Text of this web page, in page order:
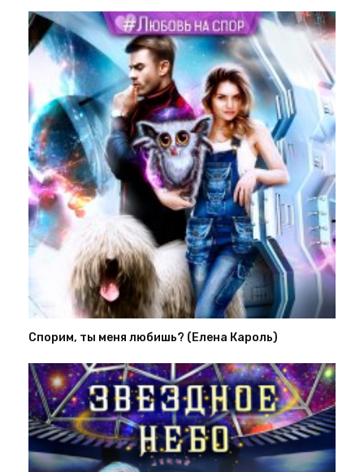
Спорим, ты меня любишь? (Елена Кароль)